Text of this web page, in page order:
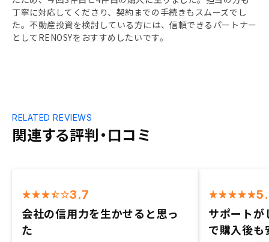
丁寧に対応してくださり、契約までの手続きもスムーズでし
た。不動産投資を検討している方には、信頼できるパートナー
としてRENOSYをおすすめしたいです。
関連する評判・口コミ
RELATED REVIEWS
3.7
会社の信用力を生かせると思っ
た
サポートが
で購入後も